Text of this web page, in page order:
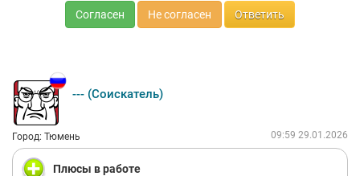
Согласен Не согласен Ответить
--- (Соискатель)
Город: Тюмень 09:59 29.01.2026
Плюсы в работе